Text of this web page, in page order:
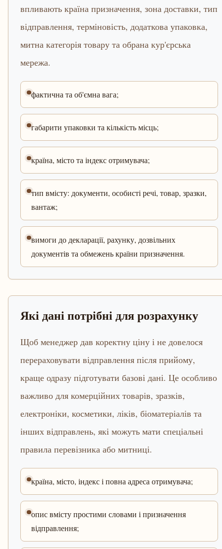
впливають країна призначення, зона доставки, тип
відправлення, терміновість, додаткова упаковка,
митна категорія товару та обрана кур'єрська
мережа.
фактична та об'ємна вага;
габарити упаковки та кількість місць;
країна, місто та індекс отримувача;
тип вмісту: документи, особисті речі, товар, зразки,
вантаж;
вимоги до декларації, рахунку, дозвільних
документів та обмежень країни призначення.
Які дані потрібні для розрахунку
Щоб менеджер дав коректну ціну і не довелося
перераховувати відправлення після прийому,
краще одразу підготувати базові дані. Це особливо
важливо для комерційних товарів, зразків,
електроніки, косметики, ліків, біоматеріалів та
інших відправлень, які можуть мати спеціальні
правила перевізника або митниці.
країна, місто, індекс і повна адреса отримувача;
опис вмісту простими словами і призначення
відправлення;